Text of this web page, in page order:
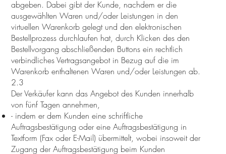
abgeben. Dabei gibt der Kunde, nachdem er die
ausgewählten Waren und/oder Leistungen in den
virtuellen Warenkorb gelegt und den elektronischen
Bestellprozess durchlaufen hat, durch Klicken des den
Bestellvorgang abschließenden Buttons ein rechtlich
verbindliches Vertragsangebot in Bezug auf die im
Warenkorb enthaltenen Waren und/oder Leistungen ab.
2.3
Der Verkäufer kann das Angebot des Kunden innerhalb
von fünf Tagen annehmen,
- indem er dem Kunden eine schriftliche
Auftragsbestätigung oder eine Auftragsbestätigung in
Textform (Fax oder E-Mail) übermittelt, wobei insoweit der
Zugang der Auftragsbestätigung beim Kunden